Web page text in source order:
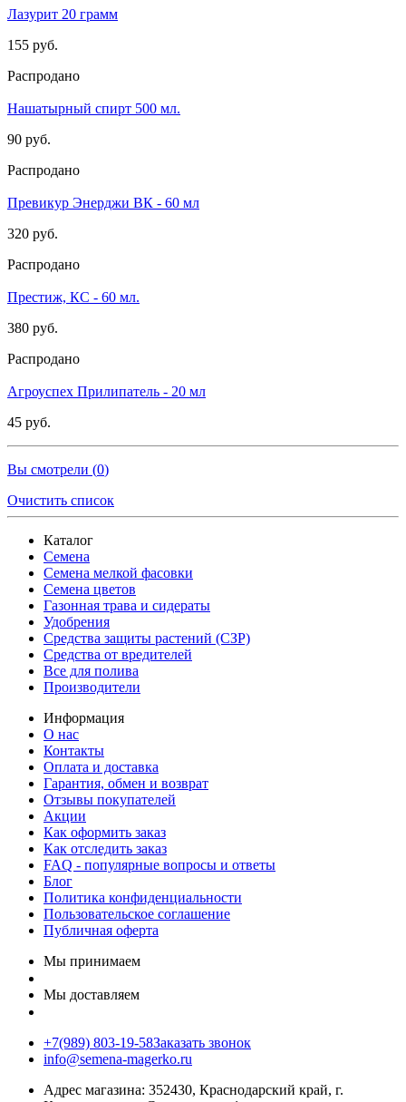
Лазурит 20 грамм
155 руб.
Распродано
Нашатырный спирт 500 мл.
90 руб.
Распродано
Превикур Энерджи ВК - 60 мл
320 руб.
Распродано
Престиж, КС - 60 мл.
380 руб.
Распродано
Агроуспех Прилипатель - 20 мл
45 руб.
Вы смотрели (0)
Очистить список
Каталог
Семена
Семена мелкой фасовки
Семена цветов
Газонная трава и сидераты
Удобрения
Средства защиты растений (СЗР)
Средства от вредителей
Все для полива
Производители
Информация
О нас
Контакты
Оплата и доставка
Гарантия, обмен и возврат
Отзывы покупателей
Акции
Как оформить заказ
Как отследить заказ
FAQ - популярные вопросы и ответы
Блог
Политика конфиденциальности
Пользовательское соглашение
Публичная оферта
Мы принимаем
Мы доставляем
+7(989) 803-19-58Заказать звонок
info@semena-magerko.ru
Адрес магазина: 352430, Краснодарский край, г.